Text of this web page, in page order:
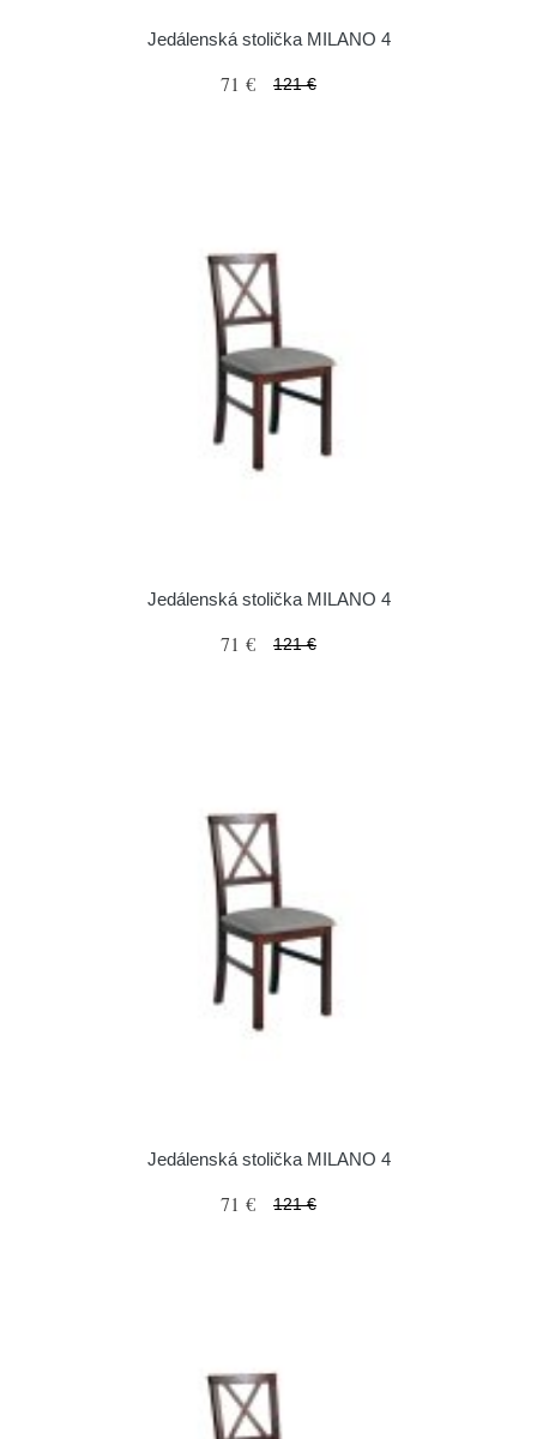
Jedálenská stolička MILANO 4
71 € 121 €
Jedálenská stolička MILANO 4
71 € 121 €
Jedálenská stolička MILANO 4
71 € 121 €